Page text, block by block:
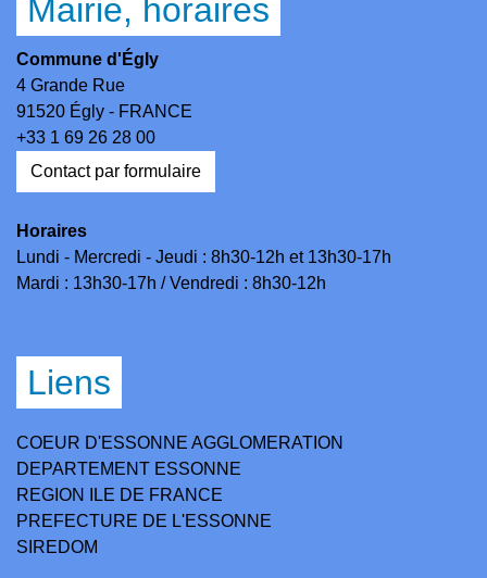
Mairie, horaires
Commune d'Égly
4 Grande Rue
91520 Égly - FRANCE
+33 1 69 26 28 00
Contact par formulaire
Horaires
Lundi - Mercredi - Jeudi : 8h30-12h et 13h30-17h
Mardi : 13h30-17h / Vendredi : 8h30-12h
Liens
COEUR D'ESSONNE AGGLOMERATION
DEPARTEMENT ESSONNE
REGION ILE DE FRANCE
PREFECTURE DE L'ESSONNE
SIREDOM